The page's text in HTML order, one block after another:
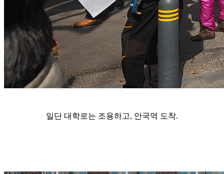
일단 대학로는 조용하고, 안국역 도착.